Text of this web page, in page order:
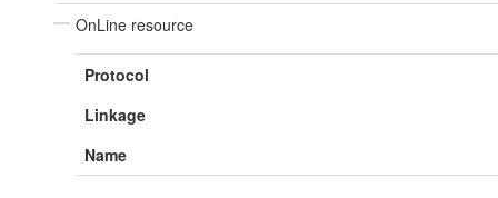
OnLine resource
Protocol
Linkage
Name